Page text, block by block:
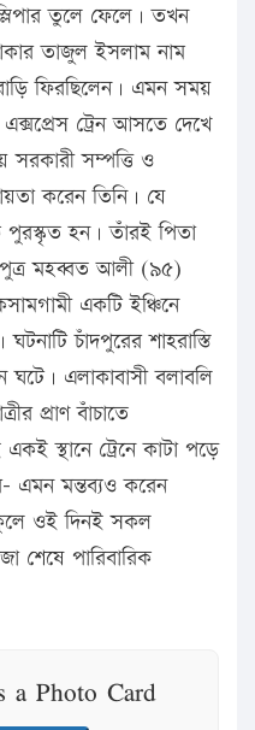
তুলে ফেলে। তখন
তাজুল ইসলাম নাম
ফিরছিলেন। এমন সময়
এক্সপ্রেস ট্রেন আসতে দেখে
সরকারী সম্পত্তি ও
করেন তিনি। যে
পুরস্কৃত হন। তাঁরই পিতা
মহব্বত আলী (৯৫)
একটি ইঞ্চিনে
চাঁদপুরের শাহরাস্তি
ঘটে। এলাকাবাসী বলাবলি
প্রাণ বাঁচাতে
স্থানে ট্রেনে কাটা পড়ে
এমন মন্তব্যও করেন
ওই দিনই সকল
শেষে পারিবারিক
a Photo Card